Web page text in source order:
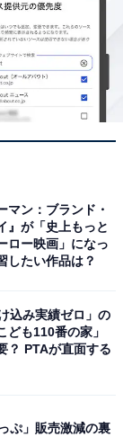
されました。
新年の始まり
せたいという
しそばの代わ
メンを食べた
が集まりまし
マン：ブランド・
』が「史上もっと
ロー映画」になっ
したい作品は？
込み実績ゼロ」の
も110番の家」
？ PTAが直面する
ぷ」販売激減の裏